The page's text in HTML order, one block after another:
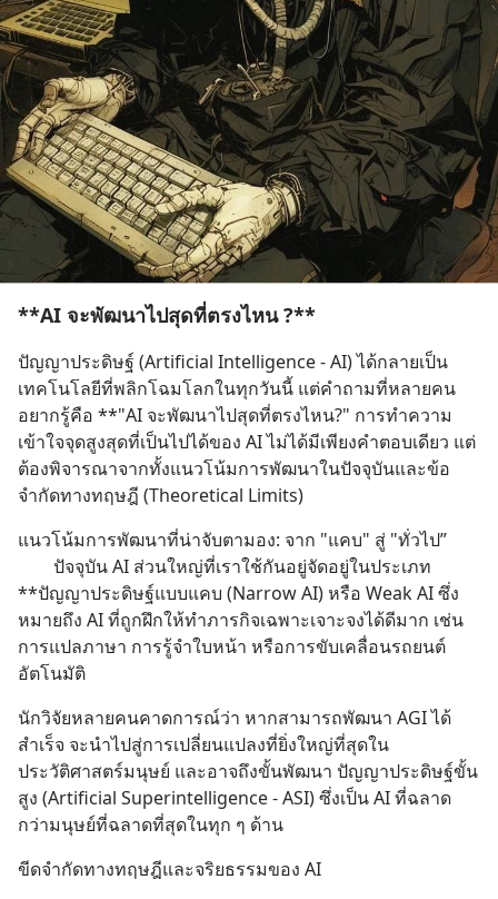
**AI จะพัฒนาไปสุดที่ตรงไหน ?**
ปัญญาประดิษฐ์ (Artificial Intelligence - AI) ได้กลายเป็น
เทคโนโลยีที่พลิกโฉมโลกในทุกวันนี้ แต่คำถามที่หลายคน
อยากรู้คือ **"AI จะพัฒนาไปสุดที่ตรงไหน?" การทำความ
เข้าใจจุดสูงสุดที่เป็นไปได้ของ AI ไม่ได้มีเพียงคำตอบเดียว แต่
ต้องพิจารณาจากทั้งแนวโน้มการพัฒนาในปัจจุบันและข้อ
จำกัดทางทฤษฎี (Theoretical Limits)
แนวโน้มการพัฒนาที่น่าจับตามอง: จาก "แคบ" สู่ "ทั่วไป”
**ปัญญาประดิษฐ์แบบแคบ (Narrow AI) หรือ Weak AI ซึ่ง
หมายถึง AI ที่ถูกฝึกให้ทำภารกิจเฉพาะเจาะจงได้ดีมาก เช่น
การแปลภาษา การรู้จำใบหน้า หรือการขับเคลื่อนรถยนต์
อัตโนมัติ
นักวิจัยหลายคนคาดการณ์ว่า หากสามารถพัฒนา AGI ได้
สำเร็จ จะนำไปสู่การเปลี่ยนแปลงที่ยิ่งใหญ่ที่สุดใน
ประวัติศาสตร์มนุษย์ และอาจถึงขั้นพัฒนา ปัญญาประดิษฐ์ขั้น
สูง (Artificial Superintelligence - ASI) ซึ่งเป็น AI ที่ฉลาด
กว่ามนุษย์ที่ฉลาดที่สุดในทุก ๆ ด้าน
ขีดจำกัดทางทฤษฎีและจริยธรรมของ AI